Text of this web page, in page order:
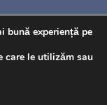
bună experiență pe
care le utilizăm sau